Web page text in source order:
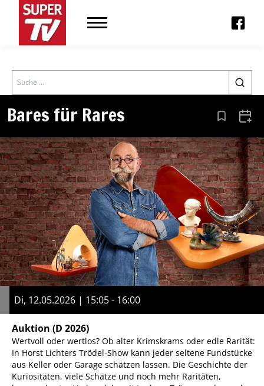
Search
Bares für Rares Aus den
Di, 12.05.2026 | 15:05 - 16:00
Auktion (D 2026)
Wertvoll oder wertlos? Ob alter Krimskrams oder edle Rarität:
In Horst Lichters Trödel-Show kann jeder seltene Fundstücke
aus Keller oder Garage schätzen lassen. Die Geschichte der
Kuriositäten, viele Schätze und noch mehr Raritäten,